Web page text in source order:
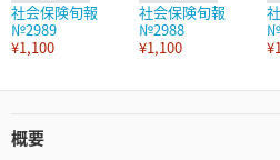
社会保険旬報
№2989
¥1,100
社会保険旬報
№2988
¥1,100
概要